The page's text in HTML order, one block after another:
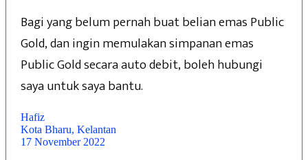
Bagi yang belum pernah buat belian emas Public
Gold, dan ingin memulakan simpanan emas
Public Gold secara auto debit, boleh hubungi
saya untuk saya bantu.
Hafiz
Kota Bharu, Kelantan
17 November 2022